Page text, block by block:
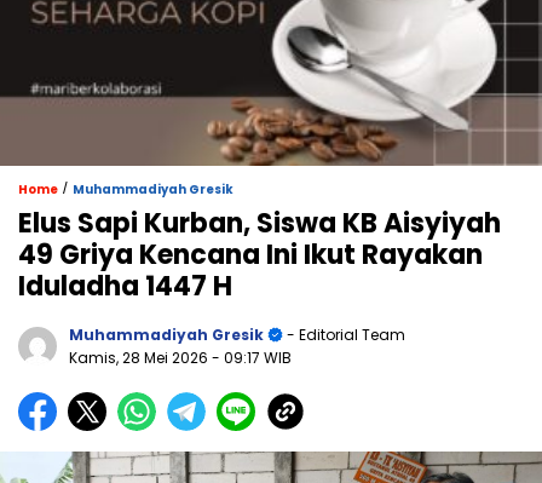
Home / Muhammadiyah Gresik
Elus Sapi Kurban, Siswa KB Aisyiyah
49 Griya Kencana Ini Ikut Rayakan
Iduladha 1447 H
Muhammadiyah Gresik
- Editorial Team
Kamis, 28 Mei 2026 - 09:17 WIB